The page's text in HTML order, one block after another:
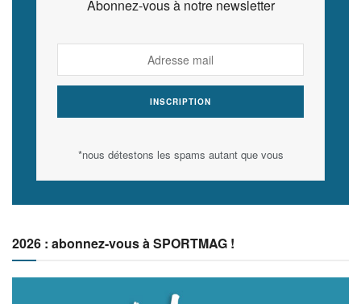
Abonnez-vous à notre newsletter
*nous détestons les spams autant que vous
2026 : abonnez-vous à SPORTMAG !